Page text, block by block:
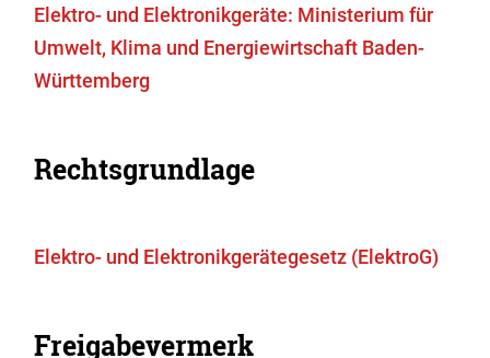
Elektro- und Elektronikgeräte: Ministerium für
Umwelt, Klima und Energiewirtschaft Baden-
Württemberg
Rechtsgrundlage
Elektro- und Elektronikgerätegesetz (ElektroG)
Freigabevermerk